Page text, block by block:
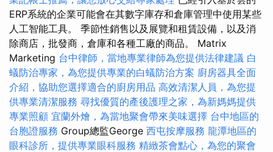
ERP系統的企業可能會在其數字庫存和倉庫管理中使用某些
人工智能工具。 季節性銷售以及展覽和租賃設備，以及消
除商店，批發商，倉庫和各種工廠的商品。 Matrix
Marketing 台中律師，當地專業律師為您提供法律建議 白
蟻防治專家，為您提供專業的白蟻防治方案 廚房器具全面
介紹，協助您選擇適合的廚房用品 高效清潔人員，為您提
供專業清潔服務 尋找優質的產後護理之家，為新媽媽提供
專業照顧 宜蘭外燴，為當地聚會帶來美味選擇 台中地區的
台胞證服務 Group總監George 西屯按摩服務 龍潭地區的
眼科診所，提供專業眼科服務 精緻茶會點心，為您的聚會